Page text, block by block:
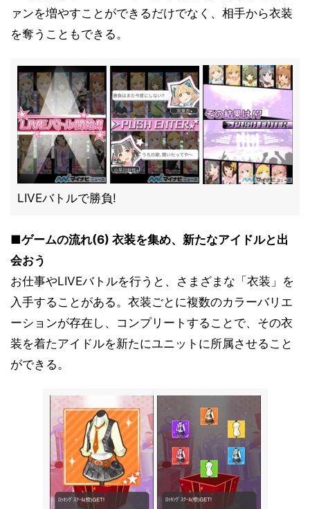
ァンを増やすことができるだけでなく、相手から衣装
を奪うこともできる。
LIVEバトルで勝負!
■ゲームの流れ(6) 衣装を集め、新たなアイドルと出
会おう
お仕事やLIVEバトルを行うと、さまざまな「衣装」を
入手することがある。衣装ごとに複数のカラーバリエ
ーションが存在し、コンプリートすることで、その衣
装を着たアイドルを新たにユニットに所属させること
ができる。